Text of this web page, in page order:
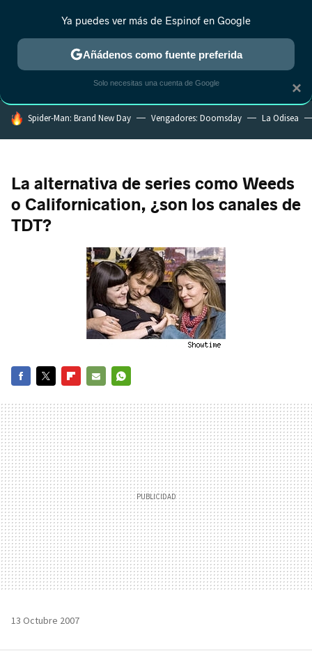
MENÚ NUEVO
ESTRENOS REALITY ANIME RANKINGS CINE
HOY SE HABLA DE
Spider-Man: Brand New Day Vengadores: Doomsday La Odisea
La alternativa de series como Weeds
o Californication, ¿son los canales de
TDT?
MAIL
13 Octubre 2007
×
Ya puedes ver más de Espinof en Google
Añádenos como fuente preferida
Solo necesitas una cuenta de Google